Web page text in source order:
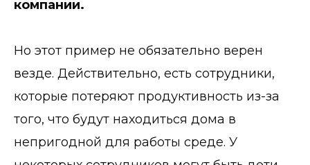
компании.
Но этот пример не обязательно верен
везде. Действительно, есть сотрудники,
которые потеряют продуктивность из-за
того, что будут находиться дома в
непригодной для работы среде. У